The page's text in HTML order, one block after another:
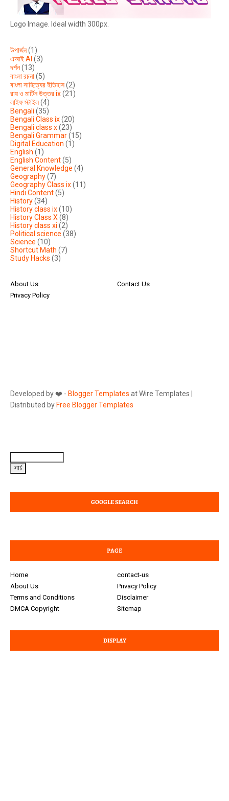
Logo Image. Ideal width 300px.
উপার্জন(1)
এআই AI (3)
দর্শন(13)
বাংলা রচনা(5)
বাংলা সাহিত্যের ইতিহাস(2)
রায় ও মার্টিন উত্তর ix(21)
লাইফ স্টাইল(4)
Bengali (35)
Bengali Class ix(20)
Bengali class x(23)
Bengali Grammar(15)
Digital Education (1)
English (1)
English Content(5)
General Knowledge (4)
Geography(7)
Geography Class ix(11)
Hindi Content(5)
History(34)
History class ix(10)
History Class X (8)
History class xi (2)
Political science (38)
Science (10)
Shortcut Math (7)
Study Hacks (3)
About Us
Contact Us
Privacy Policy
Developed by ❤️ - Blogger Templates at Wire Templates |
Distributed by Free Blogger Templates
GOOGLE SEARCH
PAGE
Home
contact-us
About Us
Privacy Policy
Terms and Conditions
Disclaimer
DMCA Copyright
Sitemap
DISPLAY